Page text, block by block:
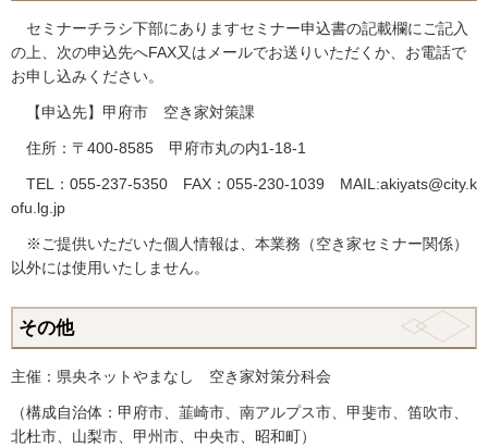
セミナーチラシ下部にありますセミナー申込書の記載欄にご記入
の上、次の申込先へFAX又はメールでお送りいただくか、お電話で
お申し込みください。
【申込先】甲府市 空き家対策課
住所：〒400-8585 甲府市丸の内1-18-1
TEL：055-237-5350 FAX：055-230-1039 MAIL:akiyats@city.k
ofu.lg.jp
※ご提供いただいた個人情報は、本業務（空き家セミナー関係）
以外には使用いたしません。
その他
主催：県央ネットやまなし 空き家対策分科会
（構成自治体：甲府市、韮崎市、南アルプス市、甲斐市、笛吹市、
北杜市、山梨市、甲州市、中央市、昭和町）